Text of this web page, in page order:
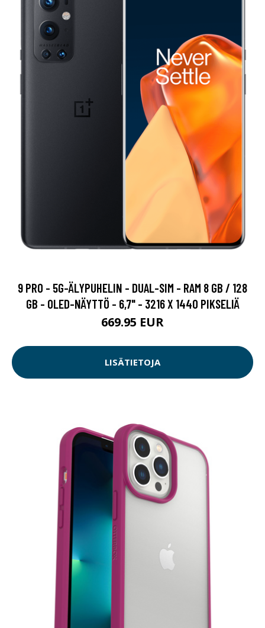
9 PRO - 5G-ÄLYPUHELIN - DUAL-SIM - RAM 8 GB / 128
GB - OLED-NÄYTTÖ - 6,7" - 3216 X 1440 PIKSELIÄ
669.95 EUR
LISÄTIETOJA